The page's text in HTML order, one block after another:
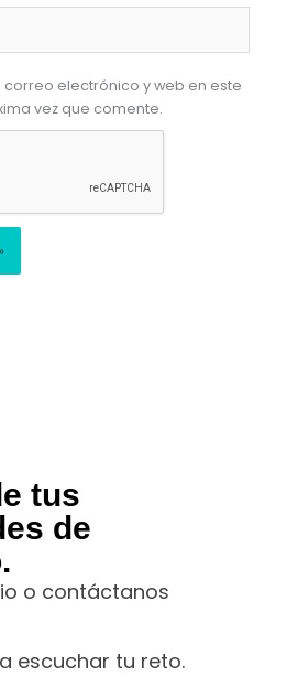
correo electrónico y web en este
vez que comente.
tus
de
o contáctanos
escuchar tu reto.